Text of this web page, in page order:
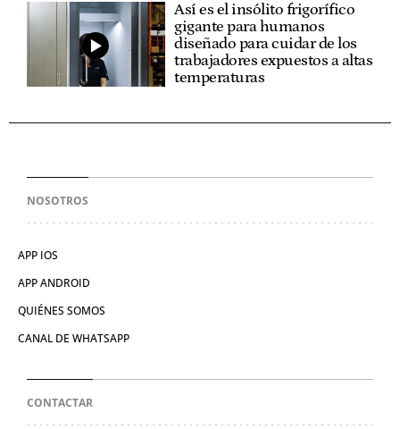
Así es el insólito frigorífico
gigante para humanos
diseñado para cuidar de los
trabajadores expuestos a altas
temperaturas
NOSOTROS
APP IOS
APP ANDROID
QUIÉNES SOMOS
CANAL DE WHATSAPP
CONTACTAR